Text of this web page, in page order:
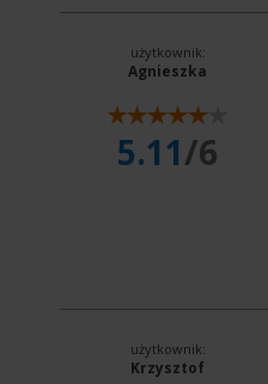
użytkownik:
Agnieszka
5.11/6
użytkownik:
Krzysztof